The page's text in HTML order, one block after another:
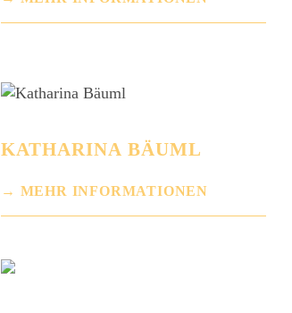
KATHARINA BÄUML
MEHR INFORMATIONEN